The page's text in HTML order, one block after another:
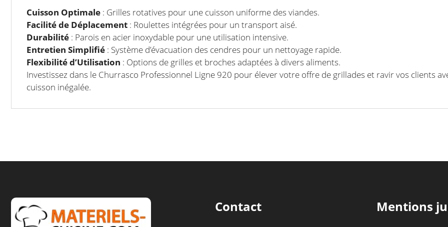
Cuisson Optimale : Grilles rotatives pour une cuisson uniforme des viandes.
Facilité de Déplacement : Roulettes intégrées pour un transport aisé.
Durabilité : Parois en acier inoxydable pour une utilisation intensive.
Entretien Simplifié : Système d’évacuation des cendres pour un nettoyage rapide.
Flexibilité d’Utilisation : Options de grilles et broches adaptées à divers aliments.
Investissez dans le Churrasco Professionnel Ligne 920 pour élever votre offre de grillades et ravir vos clients
cuisson inégalée.
Contact Mentions